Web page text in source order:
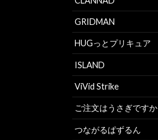
GRIDMAN
HUGっとプリキュア
ISLAND
ViVid Strike
ご注文はうさぎですか
つながるぱずるん